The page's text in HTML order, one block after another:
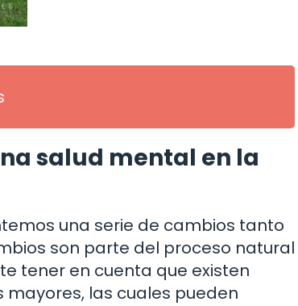
salud mental en la
una serie de cambios tanto
son parte del proceso natural
tener en cuenta que existen
las cuales pueden